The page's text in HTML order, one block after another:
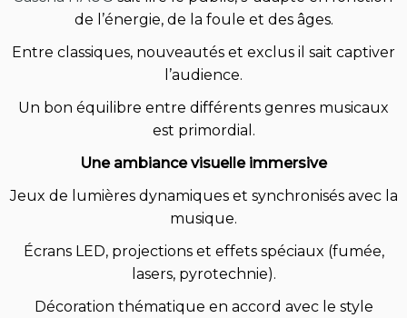
de l’énergie, de la foule et des âges.
Entre classiques, nouveautés et exclus il sait captiver
l’audience.
Un bon équilibre entre différents genres musicaux
est primordial.
Une ambiance visuelle immersive
Jeux de lumières dynamiques et synchronisés avec la
musique.
Écrans LED, projections et effets spéciaux (fumée,
lasers, pyrotechnie).
Décoration thématique en accord avec le style